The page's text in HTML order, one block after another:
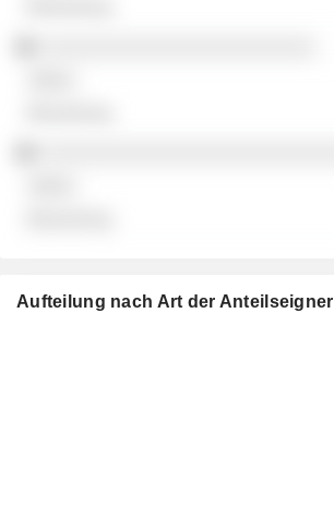
Aufteilung nach Art der Anteilseigner